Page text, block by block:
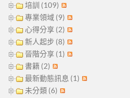
培訓 (109)
專業領域 (9)
心得分享 (2)
新人起步 (8)
晉階分享 (1)
書籍 (2)
最新動態訊息 (1)
未分類 (6)